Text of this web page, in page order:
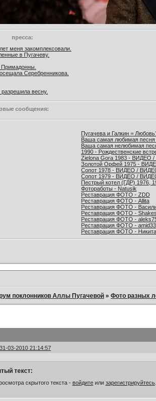
пресса:
меня закомплексовали.
в Пугачеву.
Серебренникова.
весну.
сообщения:
Пугачева и Галкин =
Ваша самая любимая
Ваша самая нелюбимая
1990 - Рождественские
Zielona Gora 1983 - ВИДЕО
Золотой Орфей 1975 -
Сопот 1978 - ВИДЕО /
Сопот 1979 - ВИДЕО /
Пестрый котел (ГДР) 1976,
Фотоработы - Natusik
Реставрация ФОТО - ZDD
Реставрация ФОТО - Allita
Реставрация ФОТО -
Реставрация ФОТО -
Реставрация ФОТО -
Реставрация ФОТО - amid33
Реставрация ФОТО -
поклонников Аллы Пугачевой »Фото разных
31-03-2010 21:14:57
текст:
скрытого текста - войдитеили зарегистрируйтесь.